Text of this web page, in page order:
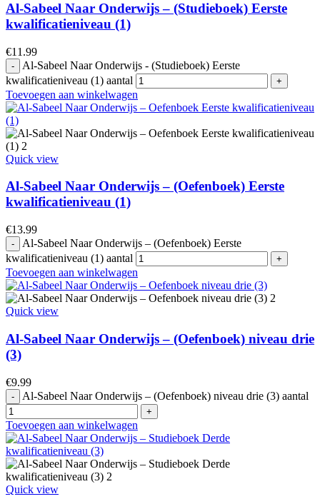
Al-Sabeel Naar Onderwijs – (Studieboek) Eerste
kwalificatieniveau (1)
€11.99
Al-Sabeel Naar Onderwijs - (Studieboek) Eerste
kwalificatieniveau (1) aantal
Toevoegen aan winkelwagen
Quick view
Al-Sabeel Naar Onderwijs – (Oefenboek) Eerste
kwalificatieniveau (1)
€13.99
Al-Sabeel Naar Onderwijs – (Oefenboek) Eerste
kwalificatieniveau (1) aantal
Toevoegen aan winkelwagen
Quick view
Al-Sabeel Naar Onderwijs – (Oefenboek) niveau drie
(3)
€9.99
Al-Sabeel Naar Onderwijs – (Oefenboek) niveau drie (3) aantal
Toevoegen aan winkelwagen
Quick view